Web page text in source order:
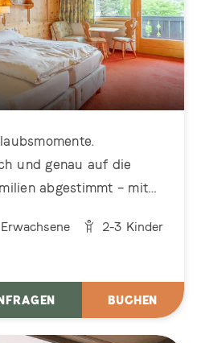
und genau auf die
abgestimmt – mit
Erwachsene 2-3 Kinder
BUCHEN